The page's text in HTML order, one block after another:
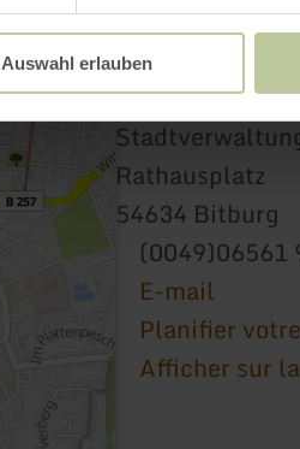
Auswahl erlauben
E-Bike
Rathausplatz
54634 Bitburg
(0049)06561
E-mail
Planifier
Afficher sur